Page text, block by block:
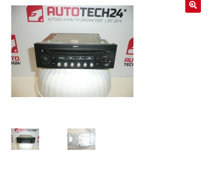
Kontakt
Košík
Môj účet
Ochrana osobních údajů